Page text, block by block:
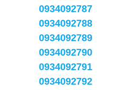
0934092787
0934092788
0934092789
0934092790
0934092791
0934092792